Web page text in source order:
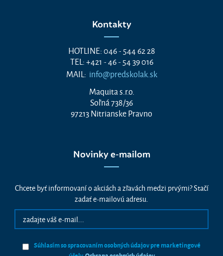
Kontakty
HOTLINE: 046 - 544 62 28
TEL: +421 - 46 - 54 39 016
MAIL: info@predskolak.sk
Maquita s.r.o.
Soľná 738/36
97213 Nitrianske Pravno
Novinky e-mailom
Chcete byť informovaní o akciách a zľavách medzi prvými? Stačí
zadať e-mailovú adresu.
Súhlasím so spracovaním osobných údajov pre marketingové